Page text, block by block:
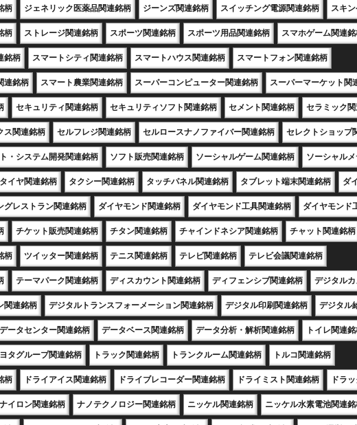
柄 ジェネリック医薬品関連銘柄 ジーンズ関連銘柄 スイッチング電源関連銘柄 スキ
柄 ストレージ関連銘柄 スポーツ関連銘柄 スポーツ用品関連銘柄 スマホゲーム関連
銘柄 スマートシティ関連銘柄 スマートハウス関連銘柄 スマートフォン関連銘柄
連銘柄 スマート農業関連銘柄 スーパーコンピューター関連銘柄 スーパーマーケット関
セキュリティ関連銘柄 セキュリティソフト関連銘柄 セメント関連銘柄 セラミック
ス関連銘柄 セルフレジ関連銘柄 セルロースナノファイバー関連銘柄 セレクトショップ
・システム開発関連銘柄 ソフト販売関連銘柄 ソーシャルゲーム関連銘柄 ソーシャル
タイヤ関連銘柄 タクシー関連銘柄 タッチパネル関連銘柄 タブレット端末関連銘柄 ダ
グレストラン関連銘柄 ダイヤモンド関連銘柄 ダイヤモンド工具関連銘柄 ダイヤモンド
チケット販売関連銘柄 チタン関連銘柄 チャインドネシア関連銘柄 チャット関連銘柄
柄 ツイッター関連銘柄 テニス関連銘柄 テレビ関連銘柄 テレビ会議関連銘柄
テーマパーク関連銘柄 ディスカウント関連銘柄 ディフェンシブ関連銘柄 デジタル
関連銘柄 デジタルトランスフォーメーション関連銘柄 デジタル印刷関連銘柄 デジタル
データセンター関連銘柄 データベース関連銘柄 データ分析・解析関連銘柄 トイレ関連
ヨタグループ関連銘柄 トラック関連銘柄 トランクルーム関連銘柄 トルコ関連銘柄
柄 ドライアイス関連銘柄 ドライブレコーダー関連銘柄 ドライミスト関連銘柄 ドラ
ナイロン関連銘柄 ナノテクノロジー関連銘柄 ニッケル関連銘柄 ニッケル水素電池関連